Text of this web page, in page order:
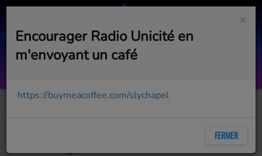
Smooth Operator
×
Encourager Radio Unicité en
m'envoyant un café
https://buymeacoffee.com/slychapel
FERMER